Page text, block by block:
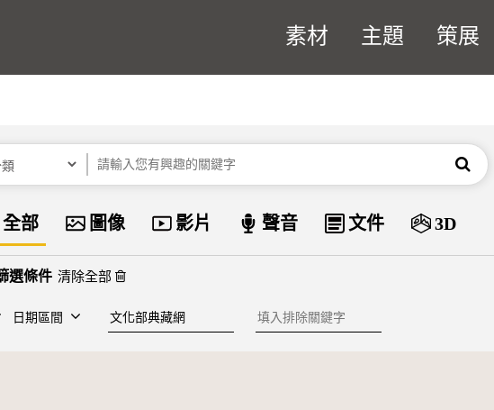
素材 主題 策展
關鍵字 搜尋
資料類型
全部 圖像 影片 聲音 文件 3D
清除全部
日期區間 建檔單位 排除關鍵字